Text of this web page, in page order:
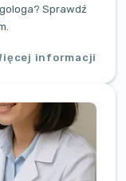
Sprawdź
informacji